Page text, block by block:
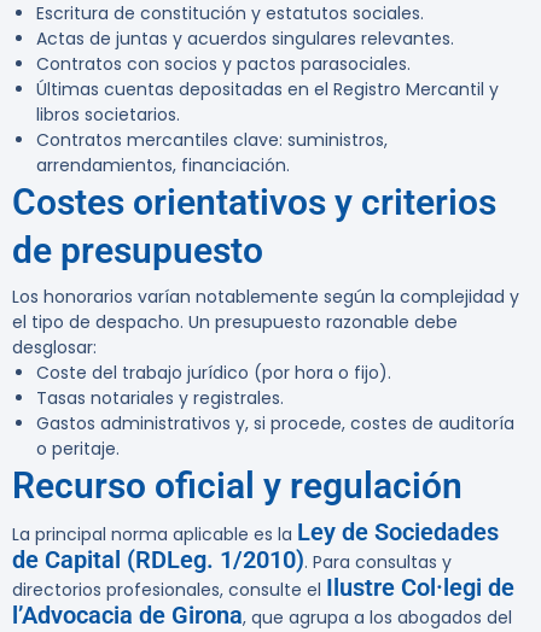
Escritura de constitución y estatutos sociales.
Actas de juntas y acuerdos singulares relevantes.
Contratos con socios y pactos parasociales.
Últimas cuentas depositadas en el Registro Mercantil y
libros societarios.
Contratos mercantiles clave: suministros,
arrendamientos, financiación.
Costes orientativos y criterios
de presupuesto
Los honorarios varían notablemente según la complejidad y
el tipo de despacho. Un presupuesto razonable debe
desglosar:
Coste del trabajo jurídico (por hora o fijo).
Tasas notariales y registrales.
Gastos administrativos y, si procede, costes de auditoría
o peritaje.
Recurso oficial y regulación
La principal norma aplicable es la Ley de Sociedades
de Capital (RDLeg. 1/2010). Para consultas y
directorios profesionales, consulte el Ilustre Col·legi de
l’Advocacia de Girona, que agrupa a los abogados del